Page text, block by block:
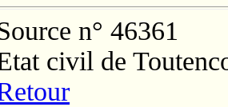
n° 46361
civil de